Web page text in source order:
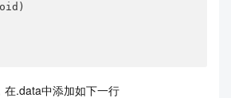
在.data中添加如下一行